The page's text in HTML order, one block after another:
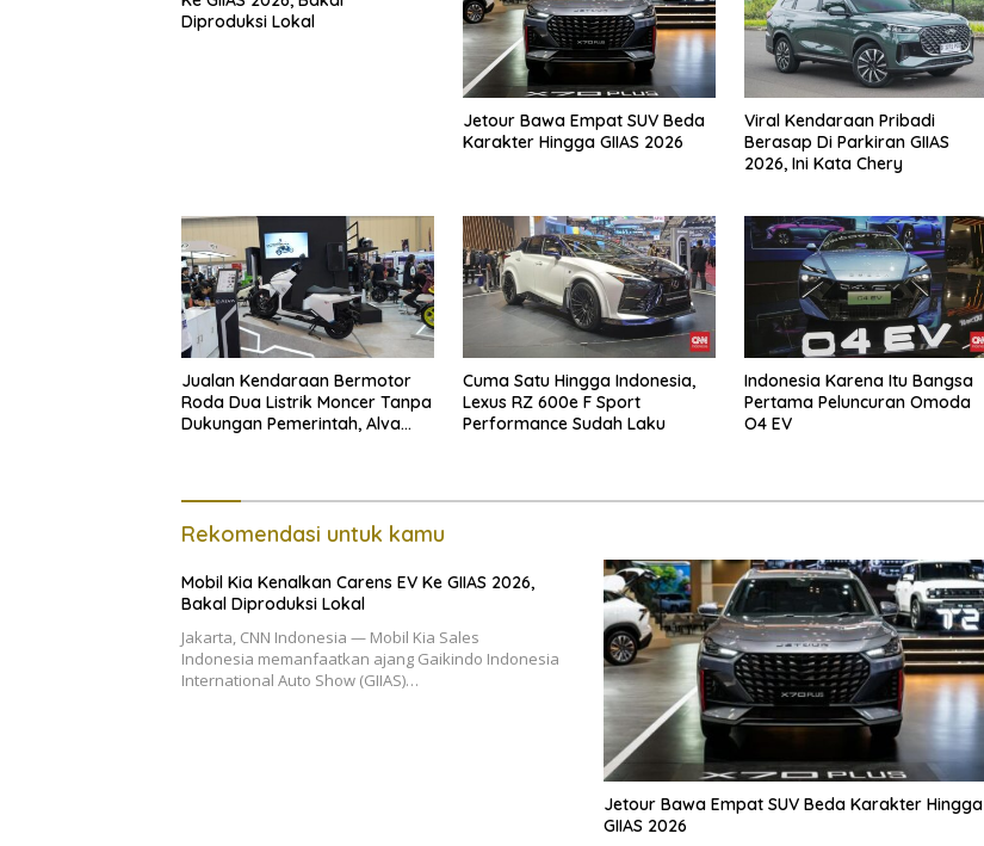
Diproduksi Lokal
Jetour Bawa Empat SUV Beda
Karakter Hingga GIIAS 2026
Viral Kendaraan Pribadi
Berasap Di Parkiran GIIAS
2026, Ini Kata Chery
Jualan Kendaraan Bermotor
Roda Dua Listrik Moncer Tanpa
Dukungan Pemerintah, Alva
Cuma Satu Hingga Indonesia,
Lexus RZ 600e F Sport
Performance Sudah Laku
Indonesia Karena Itu Bangsa
Pertama Peluncuran Omoda
O4 EV
Rekomendasi untuk kamu
Mobil Kia Kenalkan Carens EV Ke GIIAS 2026,
Bakal Diproduksi Lokal
Jakarta, CNN Indonesia — Mobil Kia Sales
Indonesia memanfaatkan ajang Gaikindo Indonesia
International Auto Show (GIIAS)…
Jetour Bawa Empat SUV Beda Karakter Hingga
GIIAS 2026